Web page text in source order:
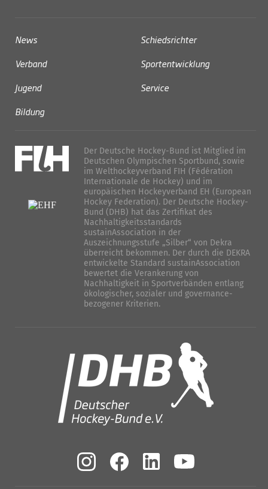
News
Verband
Jugend
Bildung
Schiedsrichter
Sportentwicklung
Service
Der Deutsche Hockey-Bund ist Mitglied im
Deutschen Olympischen Sportbund, sowie
im Welthockeyverband FIH (Fédération
Internationale de Hockey) und im
europäischen Hockeyverband EH (European
Hockey Federation). Der Deutsche Hockey-
Bund (DHB) hat das Zertifikat des
Nachhaltigkeitsstandards
sustainAssociation in der
Auszeichnungsstufe „Silber“ von Dekra
überreicht bekommen. Der durch die DEKRA
entwickelte Standard sustainAssociation
bewertet die Verankerung von
Nachhaltigkeit in Sportverbänden entlang
ökologischer, sozialer und governance-
bezogener Kriterien.